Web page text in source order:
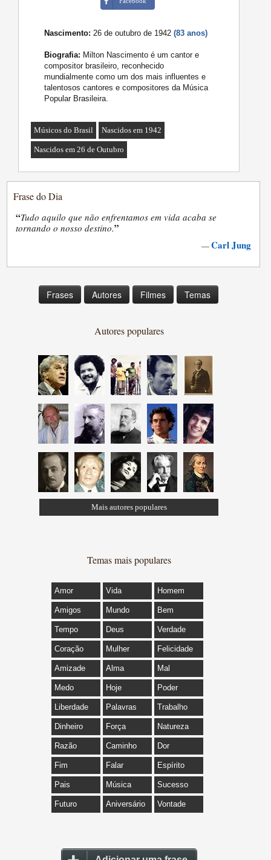
Nascimento: 26 de outubro de 1942(83 anos)
Biografia: Milton Nascimento é um cantor e
compositor brasileiro, reconhecido
mundialmente como um dos mais influentes e
talentosos cantores e compositores da Música
Popular Brasileira.
Músicos do Brasil Nascidos em 1942
Nascidos em 26 de Outubro
Frase do Dia
“Tudo aquilo que não enfrentamos em vida acaba se
tornando o nosso destino.”
—Carl Jung
Frases Autores Filmes Temas
Autores populares
Mais autores populares
Temas mais populares
Amor Vida Homem
Amigos Mundo Bem
Tempo Deus Verdade
Coração Mulher Felicidade
Amizade Alma Mal
Medo Hoje Poder
Liberdade Palavras Trabalho
Dinheiro Força Natureza
Razão Caminho Dor
Fim Falar Espírito
Pais Música Sucesso
Futuro Aniversário Vontade